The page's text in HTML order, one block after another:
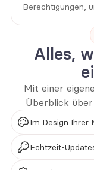
Berechtigungen,
Alles,
Mit einer
Überblick
Im Design Ihrer
Echtzeit-